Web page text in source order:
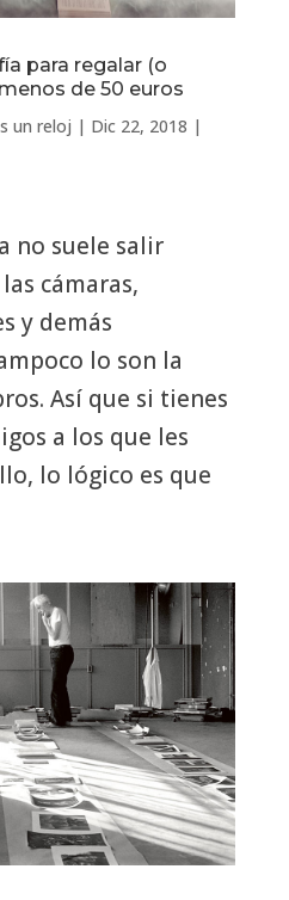
para regalar (o
de 50 euros
un reloj | Dic 22, 2018 |
no suele salir
cámaras,
y demás
lo son la
Así que si tienes
a los que les
lo lógico es que